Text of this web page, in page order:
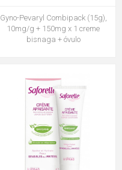
Gyno-Pevaryl Combipack (15g),
10mg/g + 150mg x 1 creme
bisnaga + óvulo